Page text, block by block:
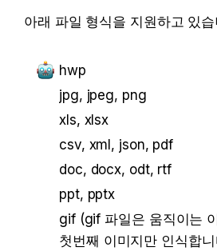
아래 파일 형식을 지원하고 있습
hwp
jpg, jpeg, png
xls, xlsx
csv, xml, json, pdf
doc, docx, odt, rtf
ppt, pptx
gif (gif 파일은 움직이는
첫번째 이미지만 인식합니